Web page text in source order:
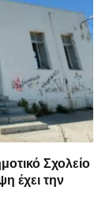
Σχολείο
έχει την